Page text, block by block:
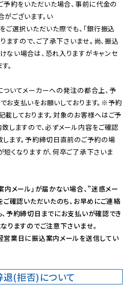
約をいただいた場合、事前に代金の
ございます。い
ご選択いただいた際でも、「銀行振込
ますので、ご了承下さいませ。尚、振込
ない場合は、恐れ入りますがキャンセ
。
いてメーカーへの発注の都合上、予
お支払いをお願いしております。※予約
しております。対象のお客様へはご予
しますので、必ずメール内容をご確認
します。予約締切日直前のご予約の場
くなりますが、何卒ご了承下さいま
内メール」が届かない場合、”迷惑メー
ご確認いただいたのち、お早めにご連絡
予約締切日までにお支払いが確認でき
りますのでご注意下さいませ。
業日に振込案内メールを送信してい
退(拒否)について